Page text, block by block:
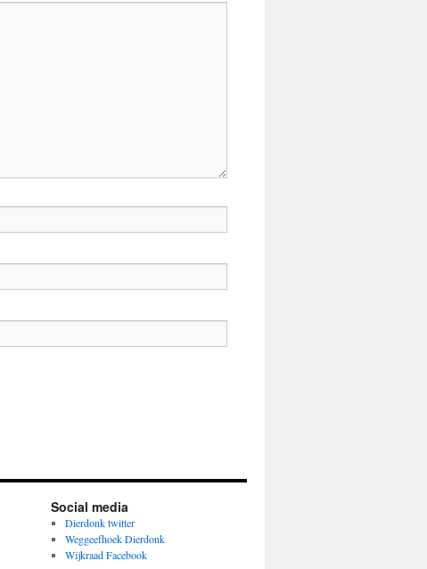
Social media
Dierdonk twitter
Weggeefhoek Dierdonk
Wijkraad Facebook